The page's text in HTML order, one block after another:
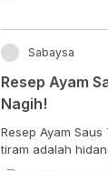
Sabaysa
Resep Ayam
Nagih!
Resep Ayam
tiram adalah